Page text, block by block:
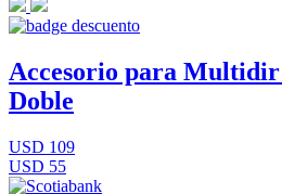
Accesorio para Multidir
Doble
USD 109
USD 55